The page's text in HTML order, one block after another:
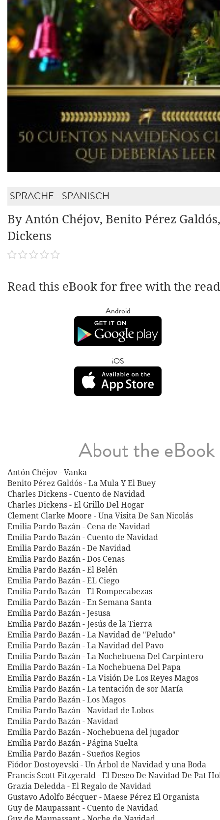
SPRACHE - SPANISCH
By Antón Chéjov, Benito Pérez
Dickens
Read this eBook for free with the
Android
iOS
About the eBook
Antón Chéjov - Vanka
Benito Pérez Galdós - La Mula Y El Buey
Charles Dickens - Cuento de Navidad
Charles Dickens - El Grillo Del Hogar
Clement Clarke Moore - Una Visita De San Nicolás
Emilia Pardo Bazán - Cena de Navidad
Emilia Pardo Bazán - Cuento de Navidad
Emilia Pardo Bazán - De Navidad
Emilia Pardo Bazán - Dos Cenas
Emilia Pardo Bazán - El Belén
Emilia Pardo Bazán - EL Ciego
Emilia Pardo Bazán - El Rompecabezas
Emilia Pardo Bazán - En Semana Santa
Emilia Pardo Bazán - Jesusa
Emilia Pardo Bazán - Jesús de la Tierra
Emilia Pardo Bazán - La Navidad de "Peludo"
Emilia Pardo Bazán - La Navidad del Pavo
Emilia Pardo Bazán - La Nochebuena Del Carpintero
Emilia Pardo Bazán - La Nochebuena Del Papa
Emilia Pardo Bazán - La Visión De Los Reyes Magos
Emilia Pardo Bazán - La tentación de sor María
Emilia Pardo Bazán - Los Magos
Emilia Pardo Bazán - Navidad de Lobos
Emilia Pardo Bazán - Navidad
Emilia Pardo Bazán - Nochebuena del jugador
Emilia Pardo Bazán - Página Suelta
Emilia Pardo Bazán - Sueños Regios
Fiódor Dostoyevski - Un Árbol de Navidad y una Boda
Francis Scott Fitzgerald - El Deseo De Navidad De Pat
Grazia Deledda - El Regalo de Navidad
Gustavo Adolfo Bécquer - Maese Pérez El Organista
Guy de Maupassant - Cuento de Navidad